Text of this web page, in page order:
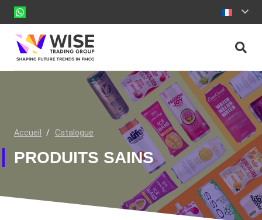
Accueil / Catalogue
PRODUITS SAINS